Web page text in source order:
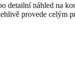
detailní náhled na
provede celým